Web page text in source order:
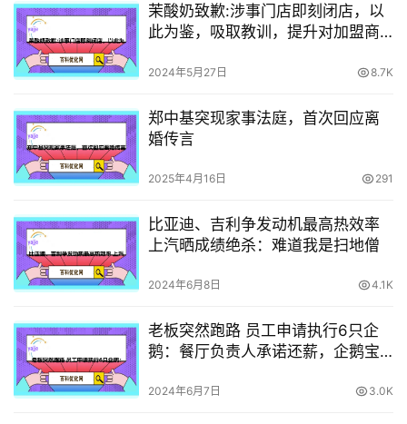
茉酸奶致歉:涉事门店即刻闭店，以
此为鉴，吸取教训，提升对加盟商
则
2024年5月27日 8.7K
郑中基突现家事法庭，首次回应离
婚传言
2025年4月16日 291
比亚迪、吉利争发动机最高热效率
上汽晒成绩绝杀：难道我是扫地僧
2024年6月8日 4.1K
老板突然跑路 员工申请执行6只企
鹅：餐厅负责人承诺还薪，企鹅宝
2024年6月7日 3.0K